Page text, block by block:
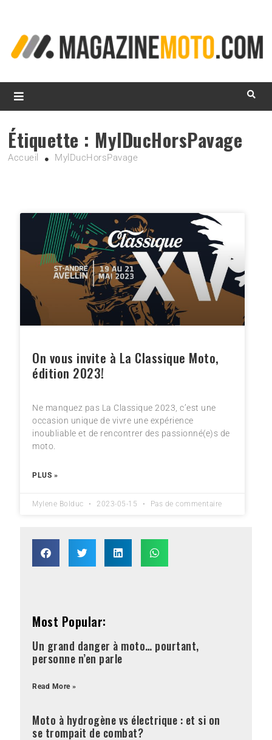
MagazineMoto.com
Étiquette : MylDucHorsPavage
Accueil MylDucHorsPavage
On vous invite à La Classique Moto,
édition 2023!
Ne manquez pas La Classique 2023, c’est une
occasion unique de vivre une expérience
inoubliable et de rencontrer des passionné(e)s de
moto.
PLUS »
Mylene Bolduc 2023-05-15 Pas de commentaire
Most Popular:
Un grand danger à moto… pourtant,
personne n’en parle
Read More »
Moto à hydrogène vs électrique : et si on
se trompait de combat?